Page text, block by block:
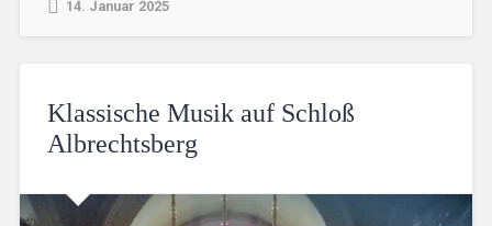
14. Januar 2025
Klassische Musik auf Schloß
Albrechtsberg